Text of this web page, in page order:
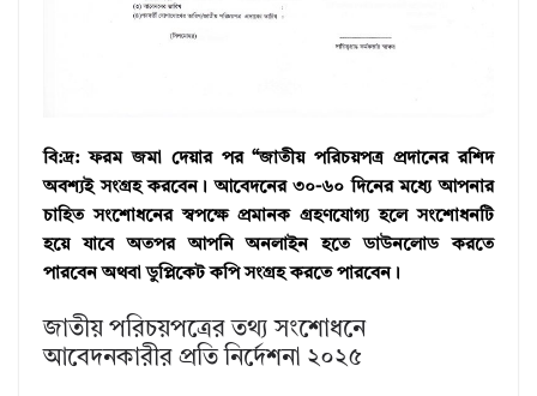
বি:দ্র: ফরম জমা দেয়ার পর “জাতীয় পরিচয়পত্র প্রদানের রশিদ
অবশ্যই সংগ্রহ করবেন। আবেদনের ৩০-৬০ দিনের মধ্যে আপনার
চাহিত সংশোধনের স্বপক্ষে প্রমানক গ্রহণযোগ্য হলে সংশোধনটি
হয়ে যাবে অতপর আপনি অনলাইন হতে ডাউনলোড করতে
পারবেন অথবা ডুপ্লিকেট কপি সংগ্রহ করতে পারবেন।
জাতীয় পরিচয়পত্রের তথ্য সংশোধনে
আবেদনকারীর প্রতি নির্দেশনা ২০২৫